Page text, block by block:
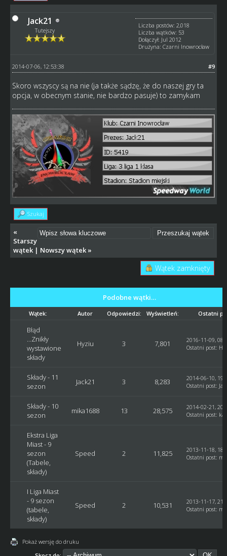
Jack21
Tutejszy
Liczba postów: 2,018
Liczba wątków: 53
Dołączył: Jul 2012
Drużyna: Czarni Inowrocław
#9
2014-07-06, 12:53:38
Skoro wszyscy są na nie (ja także sądzę, że do naszej gry ta
opcja, w obecnym stanie, nie bardzo pasuje) to zamykam
Szukaj
«
Starszy
wątek| Nowszy wątek»
Wątek zamknięty
Podobne wątki…
Wątek: Autor Odpowiedzi: Wyświetleń: Ostatni
Błąd
...Znikły
wystawione
składy
Hyziu 3 7,801
2016-11-09,
Ostatni post:
Składy - 11
sezon
Jack21 3 8,283
2014-06-10,
Ostatni post:
Składy - 10
sezon
mika1688 13 28,575
2014-02-21,
Ostatni post:
Ekstra Liga
Miast - 9
sezon
(Tabele,
składy)
Speed 2 11,825
2013-11-18,
Ostatni post:
I Liga Miast
- 9 sezon
(tabele,
składy)
Speed 2 10,531
2013-11-17,
Ostatni post:
Pokaż wersję do druku